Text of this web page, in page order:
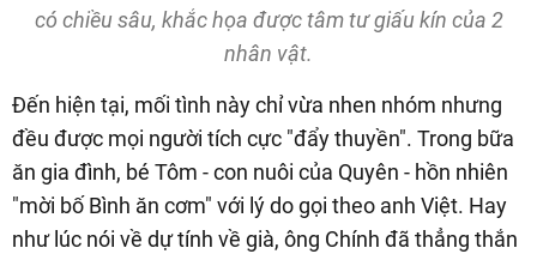
có chiều sâu, khắc họa được tâm tư giấu kín của 2
nhân vật.
Đến hiện tại, mối tình này chỉ vừa nhen nhóm nhưng
đều được mọi người tích cực "đẩy thuyền". Trong bữa
ăn gia đình, bé Tôm - con nuôi của Quyên - hồn nhiên
"mời bố Bình ăn cơm" với lý do gọi theo anh Việt. Hay
như lúc nói về dự tính về già, ông Chính đã thẳng thắn